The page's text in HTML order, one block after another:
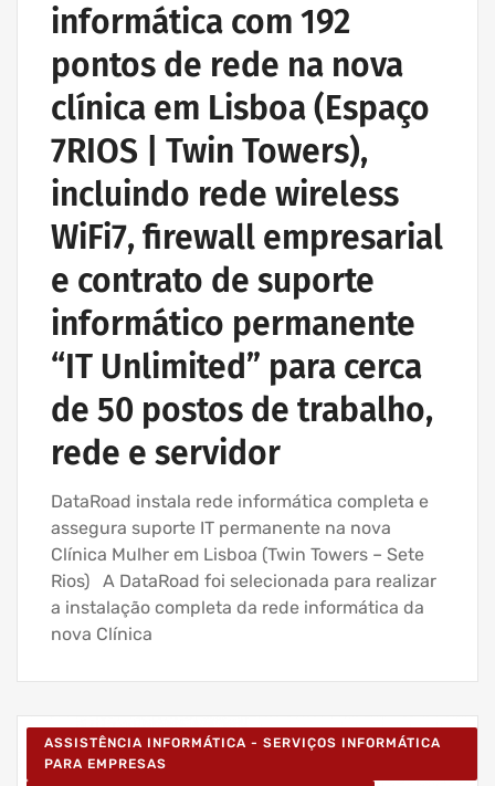
informática com 192
pontos de rede na nova
clínica em Lisboa (Espaço
7RIOS | Twin Towers),
incluindo rede wireless
WiFi7, firewall empresarial
e contrato de suporte
informático permanente
“IT Unlimited” para cerca
de 50 postos de trabalho,
rede e servidor
DataRoad instala rede informática completa e
assegura suporte IT permanente na nova
Clínica Mulher em Lisboa (Twin Towers – Sete
Rios) A DataRoad foi selecionada para realizar
a instalação completa da rede informática da
nova Clínica
ASSISTÊNCIA INFORMÁTICA - SERVIÇOS INFORMÁTICA
PARA EMPRESAS